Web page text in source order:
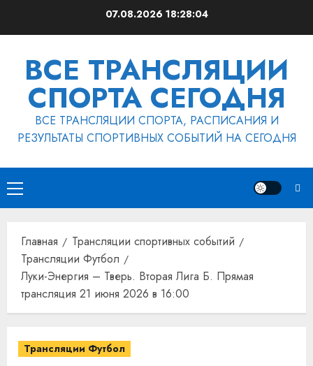
07.08.2026 18:28:04
ВСЕ ТРАНСЛЯЦИИ
СПОРТА СЕГОДНЯ
ВСЕ ТРАНСЛЯЦИИ СПОРТА, РАСПИСАНИЯ И
РЕЗУЛЬТАТЫ СПОРТИВНЫХ СОБЫТИЙ НА СЕГОДНЯ
Основное
меню
Главная
Трансляции спортивных событий
Трансляции Футбол
Луки-Энергия – Тверь. Вторая Лига Б. Прямая
трансляция 21 июня 2026 в 16:00
Трансляции Футбол